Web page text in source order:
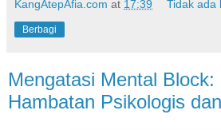
KangAtepAfia.com at 17:39 Tidak ada
Berbagi
Mengatasi Mental Block:
Hambatan Psikologis